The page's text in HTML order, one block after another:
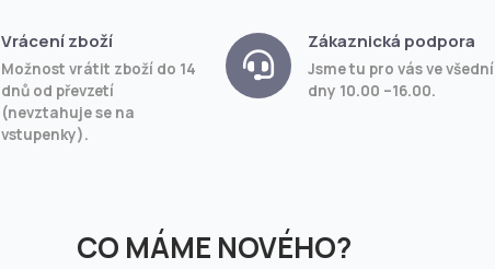
Vrácení zboží
Možnost vrátit zboží do 14
dnů od převzetí
(nevztahuje se na
vstupenky).
Zákaznická podpora
Jsme tu pro vás ve všední
dny 10.00 –16.00.
CO MÁME NOVÉHO?